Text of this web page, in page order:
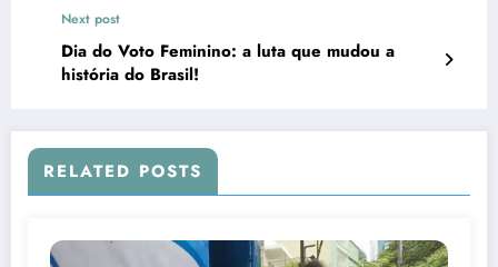
Next post
Dia do Voto Feminino: a luta que mudou a
história do Brasil!
RELATED POSTS